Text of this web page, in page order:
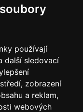
používají
další sledovací
zobrazení
a reklam,
webových
bez odezvy.